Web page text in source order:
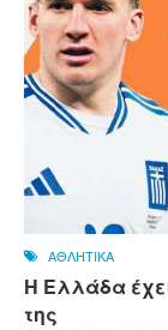
ΑΘΛΗΤΙΚΑ
Η Ελλάδα
της